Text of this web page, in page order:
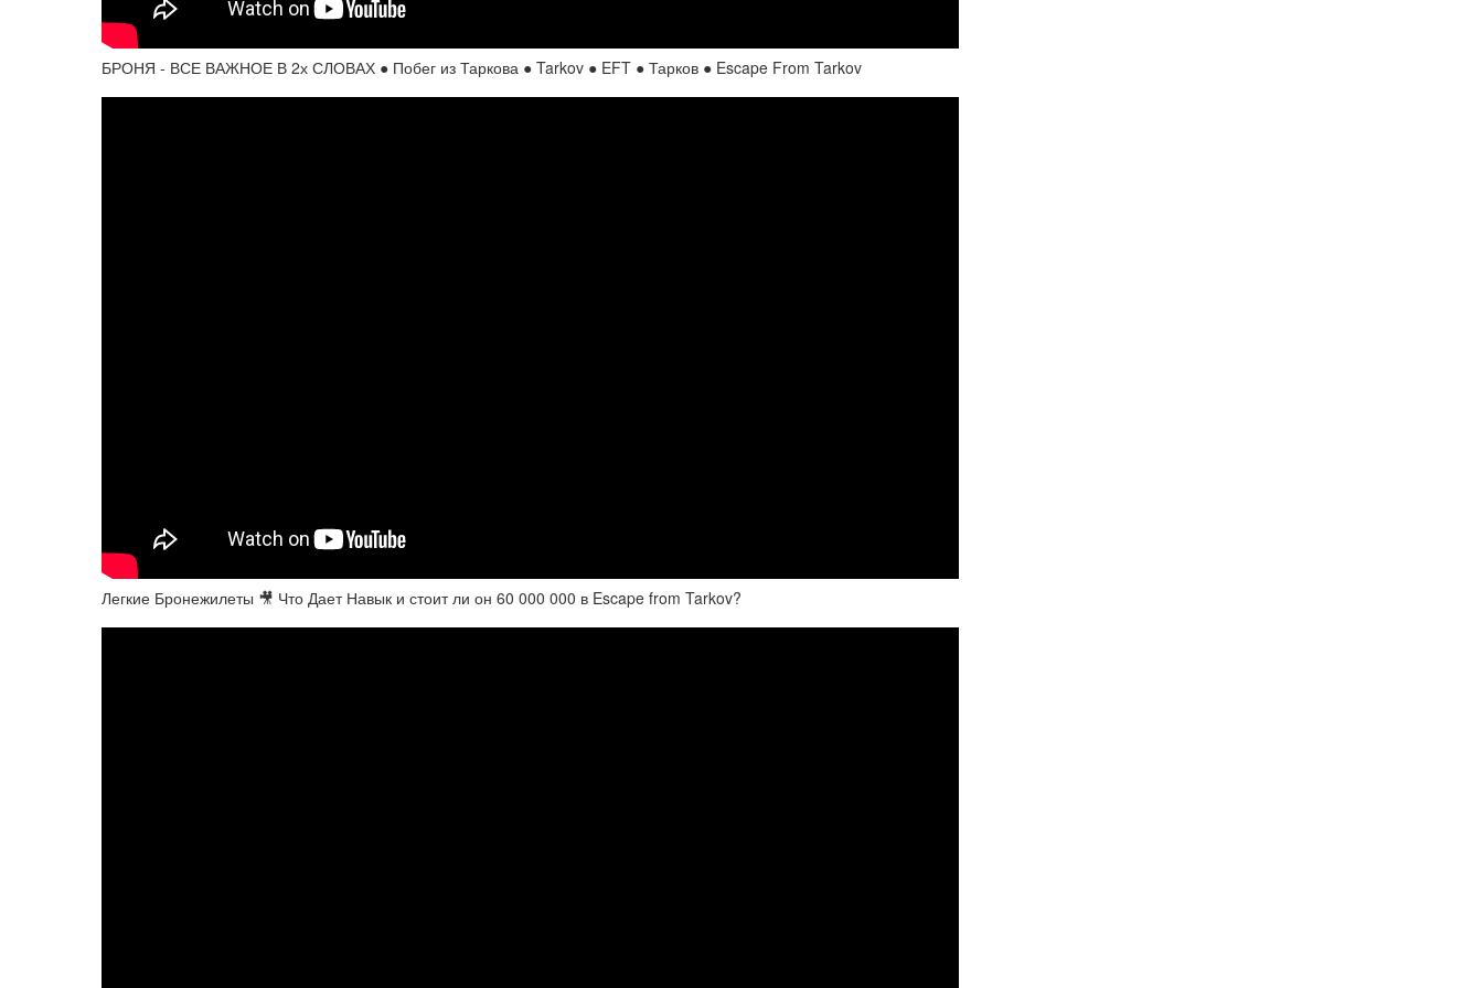
БРОНЯ - ВСЕ ВАЖНОЕ В 2х СЛОВАХ ● Побег из Таркова ● Tarkov ● EFT ● Тарков ● Escape From Tarkov
Легкие Бронежилеты 🎥 Что Дает Навык и стоит ли он 60 000 000 в Escape from Tarkov?